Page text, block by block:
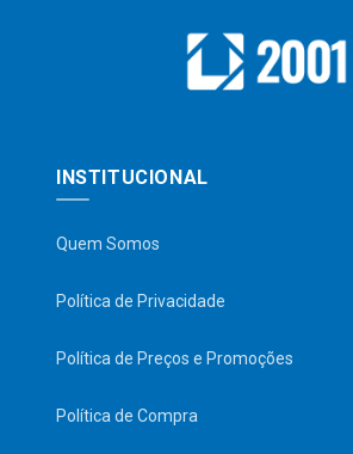
INSTITUCIONAL
Quem Somos
Política de Privacidade
Política de Preços e Promoções
Política de Compra